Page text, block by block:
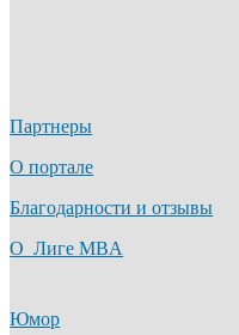
Партнеры
О портале
Благодарности и отзывы
О Лиге MBA
Юмор